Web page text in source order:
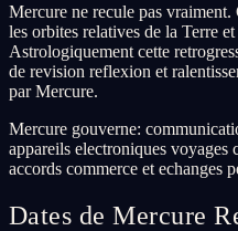
Mercure ne recule pas
les orbites relatives de la Terre
Astrologiquement cette
de revision reflexion et
par Mercure.
Mercure gouverne:
appareils electroniques voyages
accords commerce et echanges
Dates de Mercure